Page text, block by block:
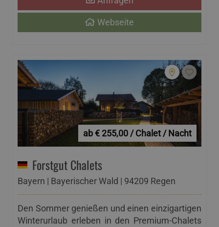
Webseite
ab € 255,00 / Chalet / Nacht
Forstgut Chalets
Bayern | Bayerischer Wald | 94209 Regen
Den Sommer genießen und einen einzigartigen
Winterurlaub erleben in den Premium-Chalets